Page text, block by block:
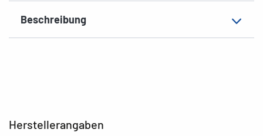
Beschreibung
Herstellerangaben